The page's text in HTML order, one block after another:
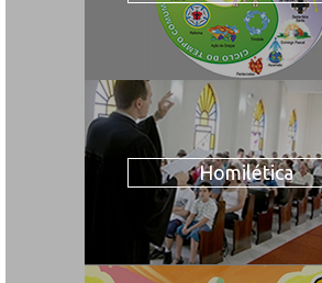
Homilética